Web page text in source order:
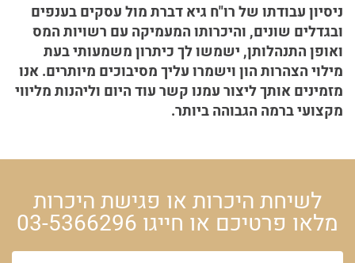
ניסיון עבודתו של רו"ח גיא דברת מול עסקים בענפים
ובגדלים שונים, והיכרותו המעמיקה עם רשויות המס
ואופן התנהלותן, ישמשו לך כיתרון משמעותי בעת
מילוי הצהרות הון וישמרו עליך מסיבוכים מיותרים. אנו
מזמינים אותך ליצור עמנו קשר עוד היום וליהנות מליווי
מקצועי ברמה הגבוהה ביותר.
לשיחת היכרות או פגישת היכרות
מלאו פרטיכם או חייגו 03-5366296